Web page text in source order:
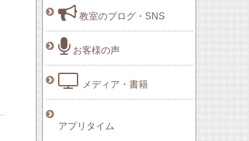
教室のブログ・SNS
お客様の声
メディア・書籍
アプリタイム